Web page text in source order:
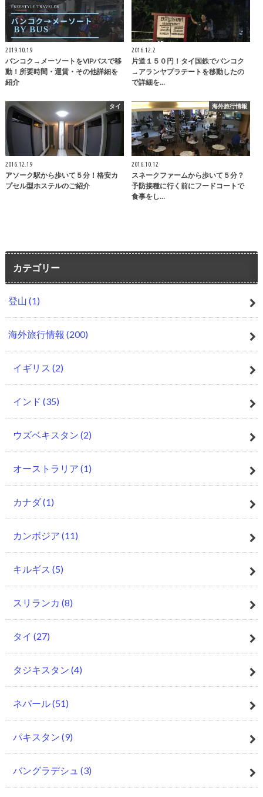
2019.10.19
バンコク→メーソートをVIPバスで移
動！所要時間・運賃・その他詳細を
紹介
2016.12.2
片道１５０円！タイ国鉄でバンコク
→アランヤプラテートを移動したの
で詳細を…
タイ
2016.12.19
アソーク駅から歩いて５分！格安カ
プセル型ホステルのご紹介
海外旅行情報
2016.10.12
スネークファームから歩いて５分？
予防接種に行く前にフードコートで
食事をし…
カテゴリー
登山 (1)
海外旅行情報 (200)
イギリス (2)
インド (35)
ウズベキスタン (2)
オーストラリア (1)
カナダ(1)
カンボジア (11)
キルギス (5)
スリランカ (8)
タイ (27)
タジキスタン (4)
ネパール(51)
パキスタン (9)
バングラデシュ (3)